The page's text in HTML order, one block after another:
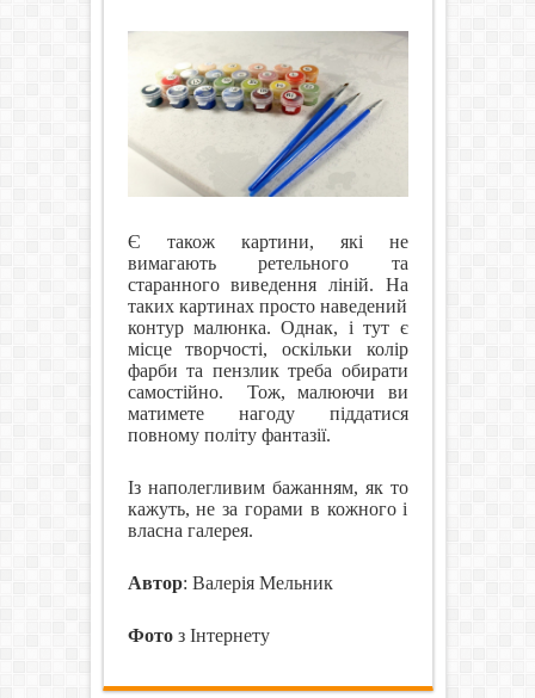
Є також картини, які не
вимагають ретельного та
старанного виведення ліній. На
таких картинах просто наведений
контур малюнка. Однак, і тут є
місце творчості, оскільки колір
фарби та пензлик треба обирати
самостійно.
Тож, малюючи ви
матимете нагоду піддатися
повному політу фантазії.
Із наполегливим бажанням, як то
кажуть, не за горами в кожного і
власна галерея.
Автор: Валерія Мельник
Фото з Інтернету